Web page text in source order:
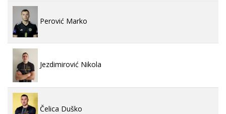
Perović Marko
Jezdimirović Nikola
Čelica Duško